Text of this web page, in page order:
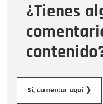
¿Tienes
Sí, comentar aquí ❯
Mensaje